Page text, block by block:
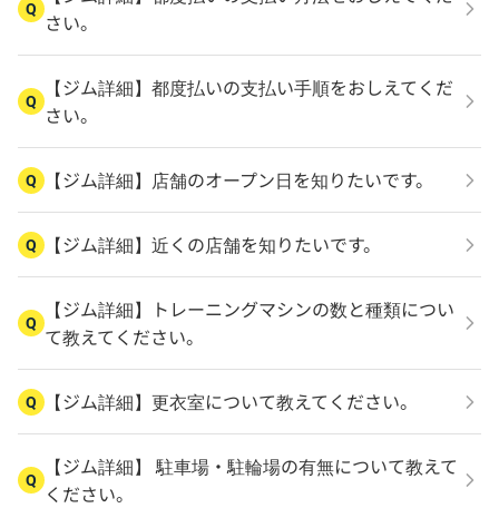
Q
さい。
Q
【ジム詳細】都度払いの支払い手順をおしえてくだ
さい。
Q 【ジム詳細】店舗のオープン日を知りたいです。
Q 【ジム詳細】近くの店舗を知りたいです。
Q
【ジム詳細】トレーニングマシンの数と種類につい
て教えてください。
Q 【ジム詳細】更衣室について教えてください。
Q
【ジム詳細】 駐車場・駐輪場の有無について教えて
ください。